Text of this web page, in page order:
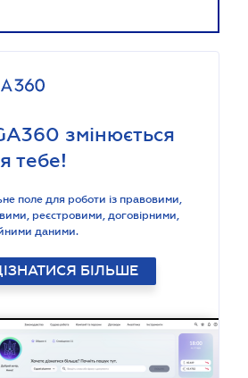
змінюється
тебе!
поле для роботи із правовими,
реєстровими, договірними,
даними.
БІЛЬШЕ